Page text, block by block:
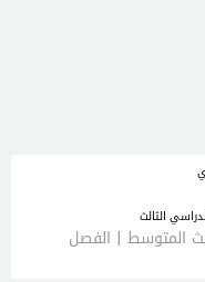
الثالث
المتوسط | الفصل